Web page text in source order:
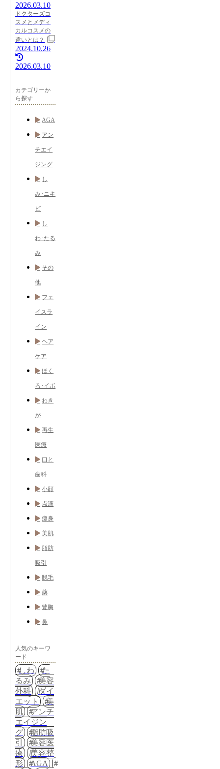
2026.03.10
ドクターズコ
スメとメディ
カルコスメの
違いとは？
2024.10.26
2026.03.10
カテゴリーか
ら探す
AGA
アン
チエイ
ジング
し
み･ニキ
ビ
し
わ･たる
み
その
他
フェ
イスラ
イン
ヘア
ケア
ほく
ろ･イボ
わき
が
再生
医療
口と
歯科
小顔
点滴
痩身
美肌
脂肪
吸引
脱毛
薬
豊胸
鼻
人気のキーワ
ード
しわ
た
るみ
美容
外科
ダイ
エット
美
肌
アンチ
エイジン
グ
脂肪吸
引
美容医
療
美容整
形
AGA